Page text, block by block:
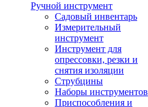
Ручной инструмент
Садовый инвентарь
Измерительный
инструмент
Инструмент для
опрессовки, резки и
снятия изоляции
Струбцины
Наборы инструментов
Приспособления и